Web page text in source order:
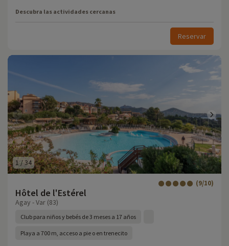
Descubra las actividades cercanas
Reservar
1 /34
Hôtel de l'Estérel
(9/10)
Agay - Var (83)
Club para niños y bebés de 3 meses a 17 años
Playa a 700 m, acceso a pie o en trenecito